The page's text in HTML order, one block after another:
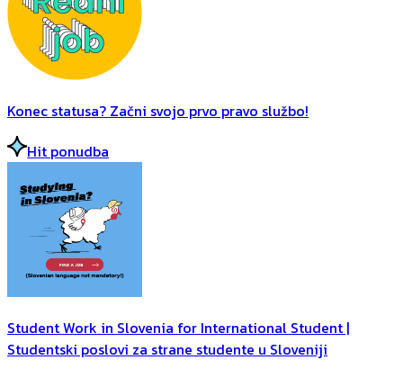
Konec statusa? Začni svojo prvo pravo službo!
Hit ponudba
Student Work in Slovenia for International Student |
Studentski poslovi za strane studente u Sloveniji